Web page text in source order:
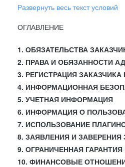
Развернуть весь текст условий
ОГЛАВЛЕНИЕ
1. ОБЯЗАТЕЛЬСТВА
2. ПРАВА И ОБЯЗАННОСТИ
3. РЕГИСТРАЦИЯ ЗАКАЗЧИКА
4. ИНФОРМАЦИОННАЯ
5. УЧЕТНАЯ ИНФОРМАЦИЯ
6. ИНФОРМАЦИЯ О
7. ИСПОЛЬЗОВАНИЕ
8. ЗАЯВЛЕНИЯ И ЗАВЕРЕНИЯ
9. ОГРАНИЧЕННАЯ
10. ФИНАНСОВЫЕ